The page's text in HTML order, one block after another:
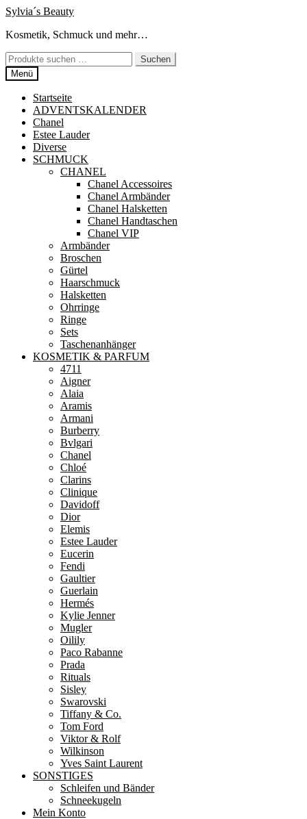
Zur
springen
Zum
springen
Sylvia´s Beauty
Kosmetik, Schmuck und mehr…
Suchen
nach:
Suchen
Menü
Startseite
ADVENTSKALENDER
Chanel
Estee Lauder
Diverse
SCHMUCK
CHANEL
Chanel Accessoires
Chanel Armbänder
Chanel Halsketten
Chanel Handtaschen
Chanel VIP
Armbänder
Broschen
Gürtel
Haarschmuck
Halsketten
Ohrringe
Ringe
Sets
Taschenanhänger
KOSMETIK & PARFUM
4711
Aigner
Alaia
Aramis
Armani
Burberry
Bvlgari
Chanel
Chloé
Clarins
Clinique
Davidoff
Dior
Elemis
Estee Lauder
Eucerin
Fendi
Gaultier
Guerlain
Hermés
Kylie Jenner
Mugler
Oilily
Paco Rabanne
Prada
Rituals
Sisley
Swarovski
Tiffany & Co.
Tom Ford
Viktor & Rolf
Wilkinson
Yves Saint Laurent
SONSTIGES
Schleifen und Bänder
Schneekugeln
Mein Konto